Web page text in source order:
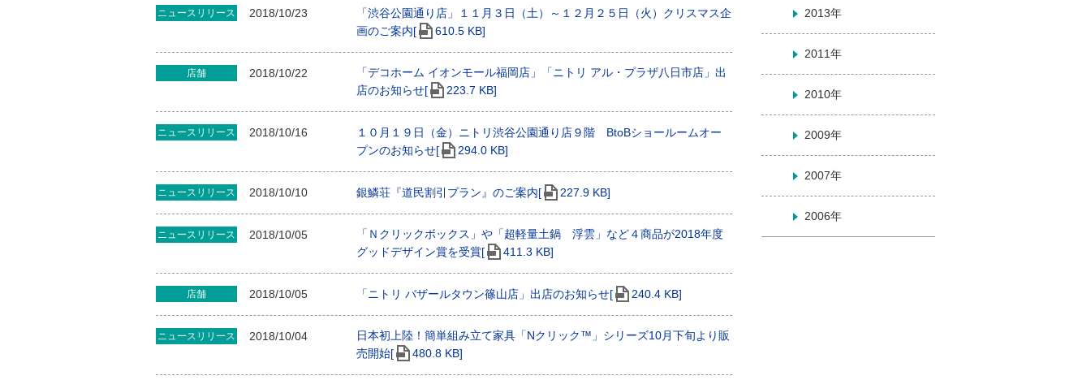
ニュースリリース 2018/10/23
「渋谷公園通り店」１１月３日（土）～１２月２５日（火）クリスマス企
画のご案内[
610.5 KB]
店舗 2018/10/22
「デコホーム イオンモール福岡店」「ニトリ アル・プラザ八日市店」出
店のお知らせ[
223.7 KB]
ニュースリリース 2018/10/16
１０月１９日（金）ニトリ渋谷公園通り店９階 BtoBショールームオー
プンのお知らせ[
294.0 KB]
ニュースリリース 2018/10/10 銀鱗荘『道民割引プラン』のご案内[ 227.9 KB]
ニュースリリース 2018/10/05
「Ｎクリックボックス」や「超軽量土鍋 浮雲」など４商品が2018年度
グッドデザイン賞を受賞[
411.3 KB]
店舗 2018/10/05 「ニトリ バザールタウン篠山店」出店のお知らせ[ 240.4 KB]
ニュースリリース 2018/10/04
日本初上陸！簡単組み立て家具「Nクリック™」シリーズ10月下旬より販
売開始[
480.8 KB]
2013年
2011年
2010年
2009年
2007年
2006年